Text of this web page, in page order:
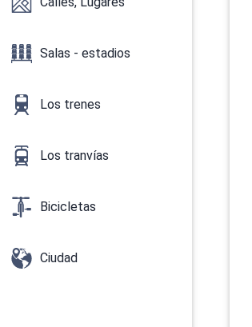
Salas - estadios
Los trenes
Los tranvías
Bicicletas
Ciudad